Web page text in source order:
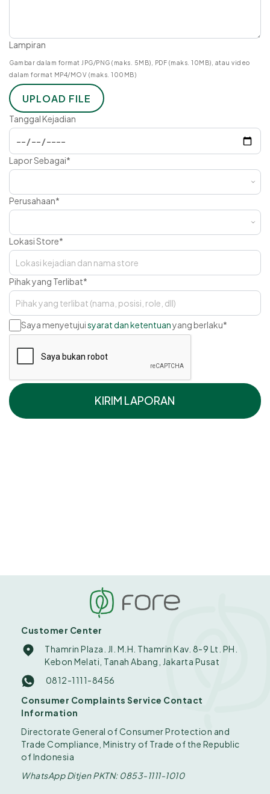
Lampiran
Gambar dalam format JPG/PNG (maks. 5MB), PDF (maks. 10MB), atau video
dalam format MP4/MOV (maks. 100MB)
UPLOAD FILE
Tanggal Kejadian
Lapor Sebagai*
Perusahaan*
Lokasi Store*
Pihak yang Terlibat*
Saya menyetujuisyarat dan ketentuanyang berlaku*
KIRIM LAPORAN
Customer Center
Thamrin Plaza. Jl. M.H. Thamrin Kav. 8-9 Lt. PH.
Kebon Melati, Tanah Abang, Jakarta Pusat
0812-1111-8456
Consumer Complaints Service Contact
Information
Directorate General of Consumer Protection and
Trade Compliance, Ministry of Trade of the Republic
of Indonesia
WhatsApp Ditjen PKTN: 0853-1111-1010